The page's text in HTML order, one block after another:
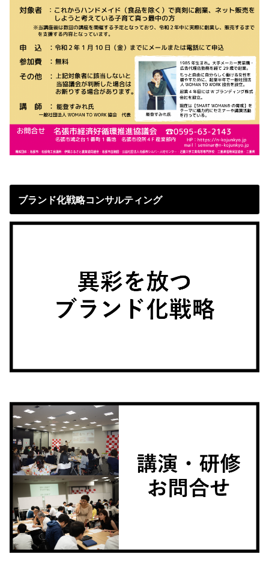
ブランド化戦略コンサルティング